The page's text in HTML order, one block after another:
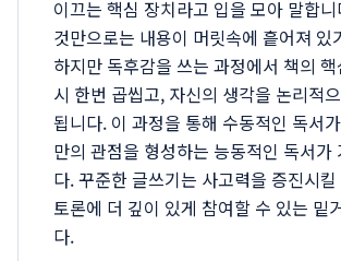
이끄는 핵심 장치라고 입을 모아 말합
것만으로는 내용이 머릿속에 흩어져 있
하지만 독후감을 쓰는 과정에서 책의
시 한번 곱씹고, 자신의 생각을 논리적
됩니다. 이 과정을 통해 수동적인 독서
만의 관점을 형성하는 능동적인 독서가
다. 꾸준한 글쓰기는 사고력을 증진시
토론에 더 깊이 있게 참여할 수 있는 밑
다.